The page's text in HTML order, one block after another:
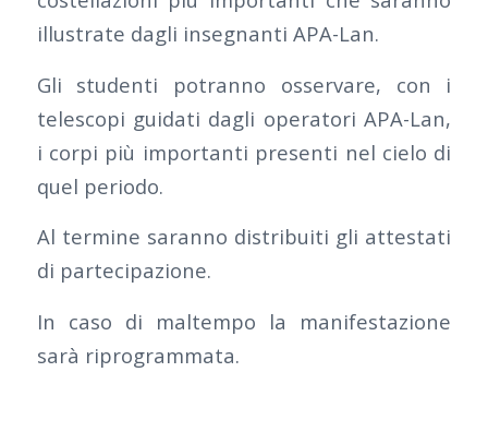
illustrate dagli insegnanti APA-Lan.
Gli studenti potranno osservare, con i
telescopi guidati dagli operatori APA-Lan,
i corpi più importanti presenti nel cielo di
quel periodo.
Al termine saranno distribuiti gli attestati
di partecipazione.
In caso di maltempo la manifestazione
sarà riprogrammata.